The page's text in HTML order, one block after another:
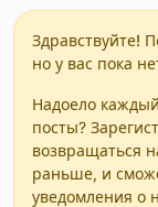
Здравствуйте!
но у вас пока
Надоело
посты?
возвращаться
раньше, и
уведомления о